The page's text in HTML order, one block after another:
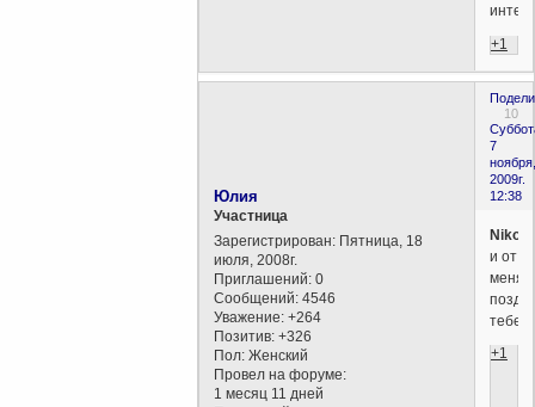
+1
10
7
ноября,
2009г.
12:38
Юлия
Участница
Зарегистрирован: Пятница, 18
июля, 2008г.
Приглашений: 0
Сообщений: 4546
Уважение: +264
Позитив: +326
Пол: Женский
Провел на форуме:
1 месяц 11 дней
и от
меня
тебе!
+1